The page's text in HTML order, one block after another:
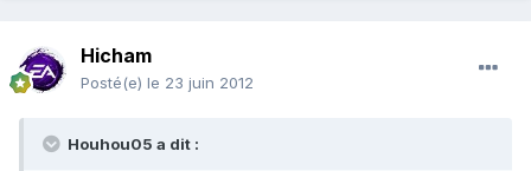
Hicham
Posté(e) le 23 juin 2012
Houhou05 a dit :